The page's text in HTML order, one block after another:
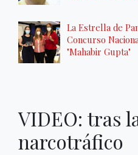
La Estrella de
Concurso
"Mahabir Gupta"
VIDEO: tras
narcotráfico